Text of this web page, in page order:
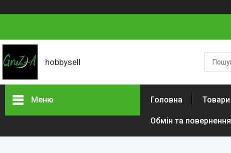
hobbysell
Меню Головна Товари
Обмін та повернення